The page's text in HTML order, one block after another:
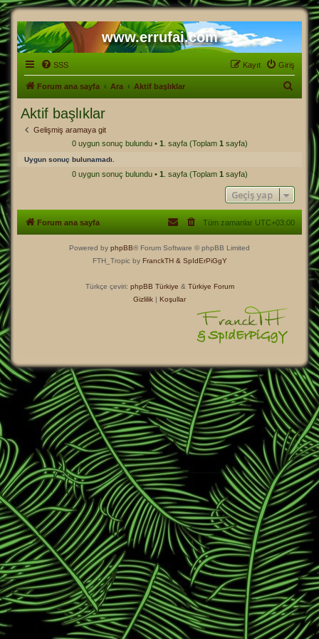
www.errufai.com
SSS Giriş
Kayıt
Forum ana sayfa Ara Aktif başlıklar
Aktif başlıklar
Gelişmiş aramaya git
0 uygun sonuç bulundu • 1 . sayfa (Toplam 1 sayfa)
Uygun sonuç bulunamadı.
0 uygun sonuç bulundu • 1 . sayfa (Toplam 1 sayfa)
Geçiş yap
Forum ana sayfa Tüm zamanlar UTC+03:00
Powered by phpBB® Forum Software © phpBB Limited
FTH_Tropic by FranckTH & SpIdErPiGgY
Türkçe çeviri: phpBB Türkiye & Türkiye Forum
Gizlilik | Koşullar